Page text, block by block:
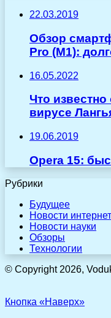
22.03.2019
Обзор
Pro (M1):
16.05.2022
Что
вирусе
19.06.2019
Opera 15:
Рубрики
Будущее
Новости
Новости науки
Обзоры
Технологии
© Copyright 2026,
Кнопка «Наверх»